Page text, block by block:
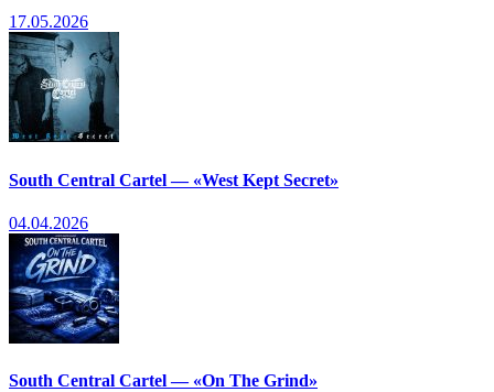
17.05.2026
South Central Cartel — «West Kept Secret»
04.04.2026
South Central Cartel — «On The Grind»